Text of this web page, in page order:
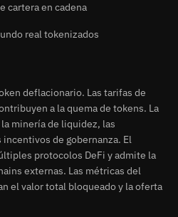
cartera en cadena
real tokenizados
deflacionario. Las tarifas de
a la quema de tokens. La
minería de liquidez, las
de gobernanza. El
protocolos DeFi y admite la
externas. Las métricas del
el valor total bloqueado y la oferta